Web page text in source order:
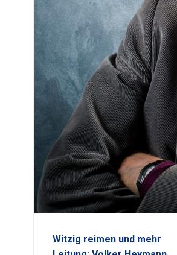
Witzig reimen und mehr